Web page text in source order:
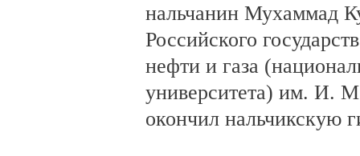
нальчанин Мухаммад
Российского
нефти и газа
университета) им. И.
окончил нальчикскую